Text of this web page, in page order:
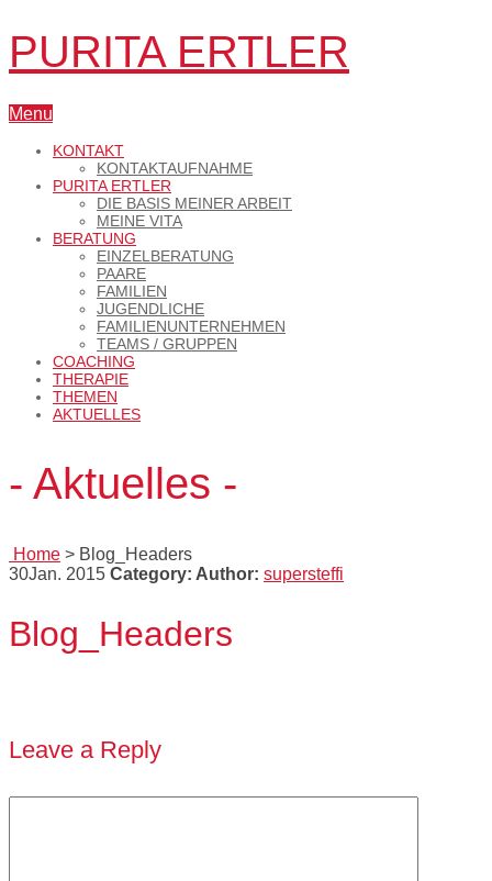
PURITA ERTLER
Menu
KONTAKT
KONTAKTAUFNAHME
PURITA ERTLER
DIE BASIS MEINER ARBEIT
MEINE VITA
BERATUNG
EINZELBERATUNG
PAARE
FAMILIEN
JUGENDLICHE
FAMILIENUNTERNEHMEN
TEAMS / GRUPPEN
COACHING
THERAPIE
THEMEN
AKTUELLES
- Aktuelles -
Home > Blog_Headers
30Jan. 2015 Category: Author: supersteffi
Blog_Headers
Leave a Reply